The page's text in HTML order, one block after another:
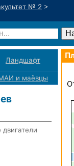
№ 2 >
Ландшафт
и маёвцы